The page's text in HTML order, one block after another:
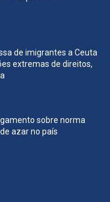
de imigrantes a Ceuta
extremas de direitos,
sobre norma
azar no país